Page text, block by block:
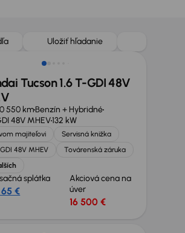
Uložiť hľadanie
odpočtu DPH
Tucson 1.6 T-GDI 48V
550 kmBenzín + Hybridné
48V MHEV132 kW
majiteľovi
Servisná knižka
48V MHEV
Továrenská záruka
splátka
€
Akciová cena na
úver
16 500 €